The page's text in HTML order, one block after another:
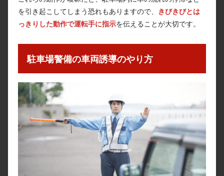
を引き起こしてしまう恐れもありますので、
きびきびとは
っきりした動作で運転手に指示を伝えることが大切です。
駐車場警備の車両誘導のやり方